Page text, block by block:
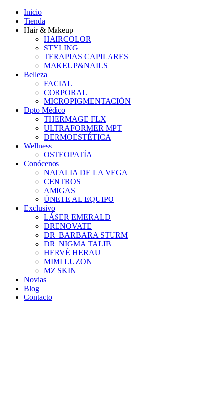
Inicio
Tienda
Hair & Makeup
HAIRCOLOR
STYLING
TERAPIAS CAPILARES
MAKEUP&NAILS
Belleza
FACIAL
CORPORAL
MICROPIGMENTACIÓN
Dpto Médico
THERMAGE FLX
ULTRAFORMER MPT
DERMOESTÉTICA
Wellness
OSTEOPATÍA
Conócenos
NATALIA DE LA VEGA
CENTROS
AMIGAS
ÚNETE AL EQUIPO
Exclusivo
LÁSER EMERALD
DRENOVATE
DR. BARBARA STURM
DR. NIGMA TALIB
HERVÉ HERAU
MIMI LUZON
MZ SKIN
Novias
Blog
Contacto